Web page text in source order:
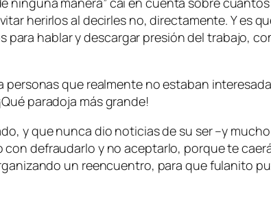
herirlos al decirles no, directamente. Y es
hablar y descargar presión del trabajo,
que realmente no estaban
paradoja más grande!
y que nunca dio noticias de su ser –y
con defraudarlo y no aceptarlo, porque te
un reencuentro, para que fulanito